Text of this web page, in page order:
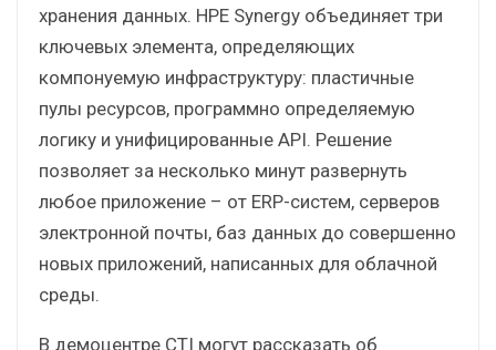
хранения данных. HPE Synergy объединяет три
ключевых элемента, определяющих
компонуемую инфраструктуру: пластичные
пулы ресурсов, программно определяемую
логику и унифицированные API. Решение
позволяет за несколько минут развернуть
любое приложение – от ERP-систем, серверов
электронной почты, баз данных до совершенно
новых приложений, написанных для облачной
среды.
В демоцентре CTI могут рассказать об